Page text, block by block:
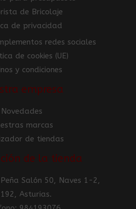
de Bricolaje
de privacidad
redes sociales
de cookies (UE)
y condiciones
empresa
Novedades
marcas
de tiendas
de la tienda
Salón 50, Naves 1-2,
Asturias.